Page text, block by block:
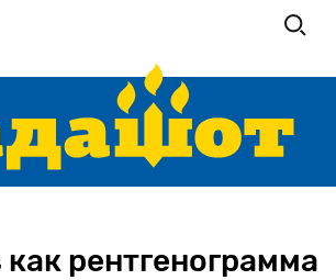
рентгенограмма